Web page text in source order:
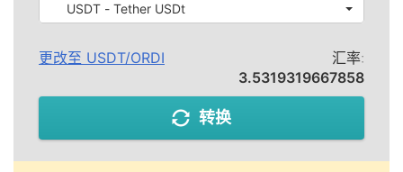
USDT - Tether USDt
更改至 USDT/ORDI
汇率:
3.5319319667858
转换